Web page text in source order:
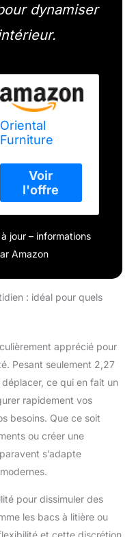
dynamiser
Oriental
Furniture
volet de
fenêtre
Bureau
japonais Shoji
confidentialité
séparateur de
bois de
jour – informations
Amazon
: idéal pour quels
apprécié pour
Pesant seulement 2,27
ce qui en fait un
rapidement vos
besoins. Que ce soit
ou créer une
s’adapte
pour dissimuler des
les bacs à litière ou